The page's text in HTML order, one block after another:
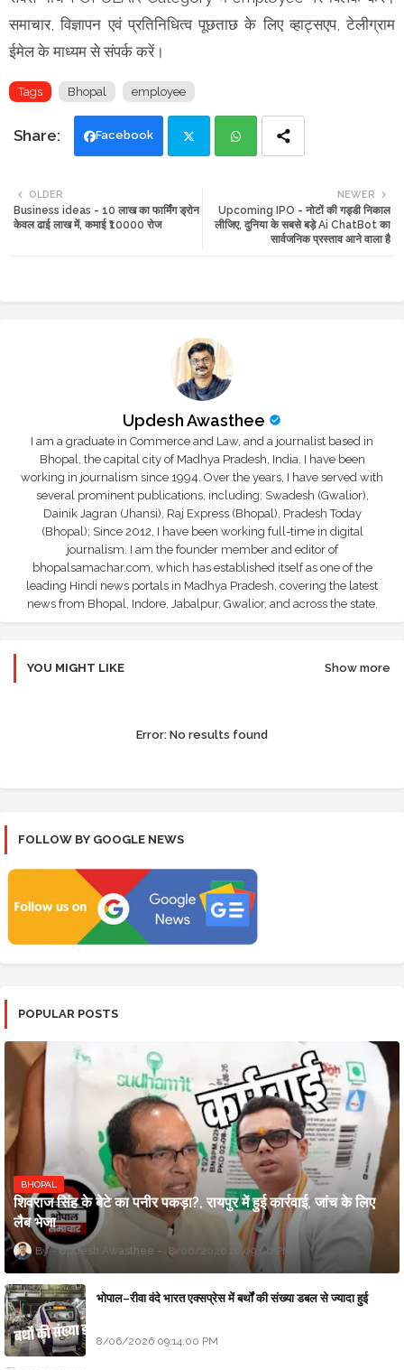
समाचार, विज्ञापन एवं प्रतिनिधित्व पूछताछ के लिए व्हाट्सएप, टेलीग्राम
ईमेल के माध्यम से संपर्क करें।
Tags Bhopal employee
Facebook
tte ats
NEWER
Upcoming IPO - नोटों की गड्डी निकाल
लीजिए, दुनिया के सबसे बड़े Ai ChatBot का
सार्वजनिक प्रस्ताव आने वाला है
OLDER
Business ideas - 10 लाख का फार्मिंग ड्रोन
केवल ढाई लाख में, कमाई ₹10000 रोज
Updesh Awasthee
I am a graduate in Commerce and Law, and a journalist based in
Bhopal, the capital city of Madhya Pradesh, India. I have been
working in journalism since 1994. Over the years, I have served with
several prominent publications, including: Swadesh (Gwalior),
Dainik Jagran (Jhansi), Raj Express (Bhopal), Pradesh Today
(Bhopal); Since 2012, I have been working full-time in digital
journalism. I am the founder member and editor of
bhopalsamachar.com, which has established itself as one of the
leading Hindi news portals in Madhya Pradesh, covering the latest
news from Bhopal, Indore, Jabalpur, Gwalior, and across the state.
YOU MIGHT LIKE Show more
Error: No results found
FOLLOW BY GOOGLE NEWS
POPULAR POSTS
BHOPAL
शिवराज सिंह के बेटे का पनीर पकड़ा?, रायपुर में हुई कार्रवाई, जांच के लिए
लैब भेजा
Updesh Awasthee 8/06/2026 10:09:00 PM
भोपाल–रीवा वंदे भारत एक्सप्रेस में बर्थों की संख्या डबल से ज्यादा हुई
8/06/2026 09:14:00 PM